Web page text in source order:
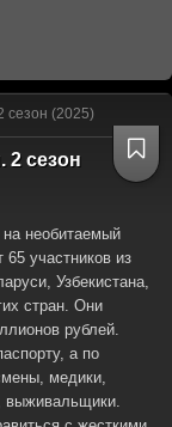
сезон (2025)
2 сезон
необитаемый
участников из
Узбекистана,
стран. Они
рублей.
а по
медики,
выживальщики.